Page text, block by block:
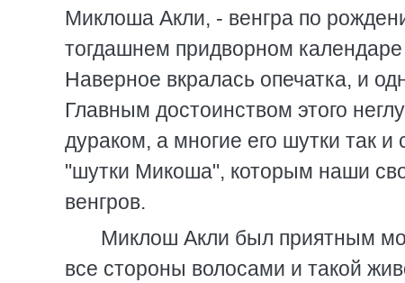
Миклоша Акли, - венгра по
тогдашнем придворном
Наверное вкралась опечатка, и
Главным достоинством этого
дураком, а многие его шутки так
"шутки Микоша", которым наши
венгров.
Миклош Акли был приятным
все стороны волосами и такой